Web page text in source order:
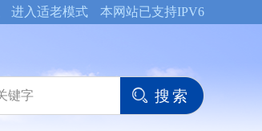
本网站已支持IPV6
进入适老模式